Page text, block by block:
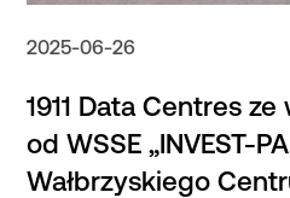
2025-06-26
1911 Data Centres
od WSSE „INVEST-
Wałbrzyskiego